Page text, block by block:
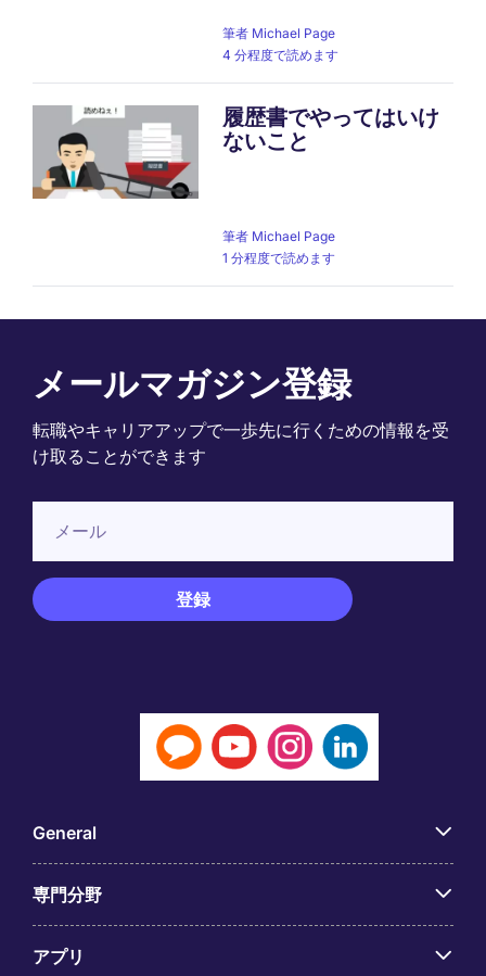
筆者 Michael Page
4 分程度で読めます
履歴書でやってはいけ
ないこと
筆者 Michael Page
1 分程度で読めます
メールマガジン登録
転職やキャリアアップで一歩先に行くための情報を受
け取ることができます
General
専門分野
アプリ